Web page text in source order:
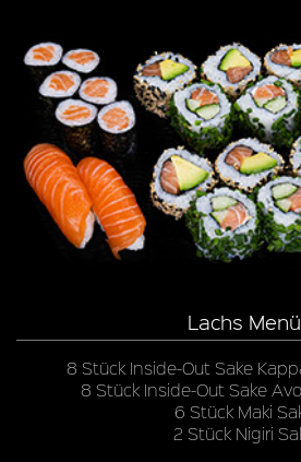
Lachs Menü
8 Stück Inside-Out Sake
8 Stück Inside-Out Sake
6 Stück Maki
2 Stück Nigiri